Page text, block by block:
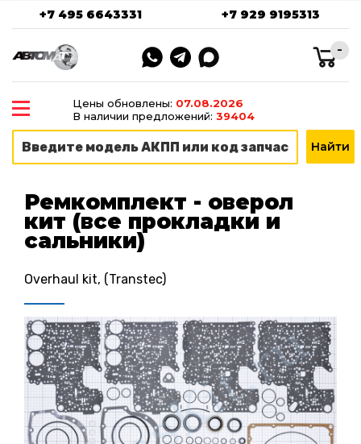
+7 495 6643331 +7 929 9195313
-
Цены обновлены: 07.08.2026
В наличии предложений: 39404
Ремкомплект - оверол
кит (все прокладки и
сальники)
Overhaul kit, (Transtec)